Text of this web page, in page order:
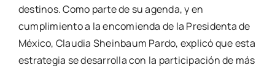
destinos. Como parte de su agenda, y en
cumplimiento a la encomienda de la Presidenta de
México, Claudia Sheinbaum Pardo, explicó que esta
estrategia se desarrolla con la participación de más